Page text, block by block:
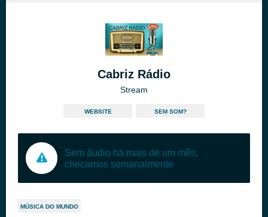
Cabriz Rádio
Stream
WEBSITE SEM SOM?
Sem áudio há mais de um mês,
checamos semanalmente
MÚSICA DO MUNDO